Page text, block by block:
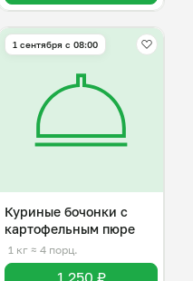
1 сентября с 08:00
Куриные бочонки с
картофельным пюре
1 кг ≈ 4 порц.
1 250 ₽